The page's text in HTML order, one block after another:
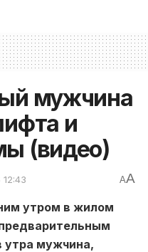
мужчина
и
(видео)
12:43 AA
утром в жилом
утра мужчина,